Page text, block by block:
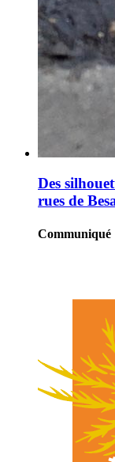
Des
rues de
Communiqué